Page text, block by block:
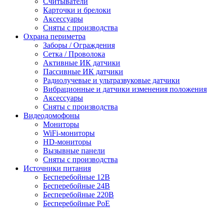
Карточки и брелоки
Аксессуары
Сняты с производства
Охрана периметра
Заборы / Ограждения
Сетка / Проволока
Активные ИК датчики
Пассивные ИК датчики
Радиолучевые и ультразвуковые датчики
Вибрационные и датчики изменения положения
Аксессуары
Сняты с производства
Видеодомофоны
Мониторы
WiFi-мониторы
HD-мониторы
Вызывные панели
Сняты с производства
Источники питания
Бесперебойные 12В
Бесперебойные 24В
Бесперебойные 220В
Бесперебойные PoE